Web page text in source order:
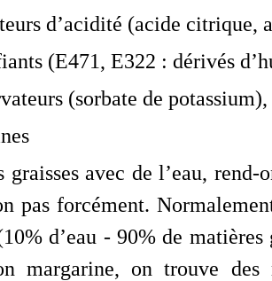
d’acidité (acide citrique,
(E471, E322 : dérivés
(sorbate de potassium),
graisses avec de l’eau,
pas forcément.
d’eau - 90% de
margarine, on trouve